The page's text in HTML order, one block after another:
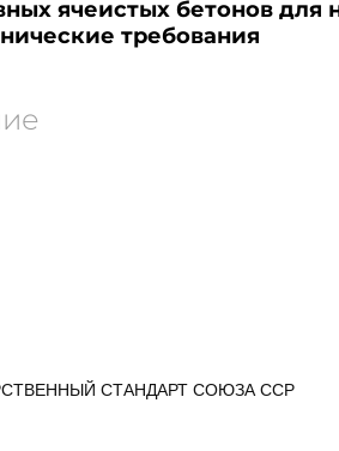
ячеистых бетонов
требования
СТАНДАРТ СОЮЗА ССР